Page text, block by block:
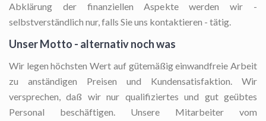
Abklärung der finanziellen Aspekte werden wir -
selbstverständlich nur, falls Sie uns kontaktieren - tätig.
Unser Motto - alternativ noch was
Wir legen höchsten Wert auf gütemäßig einwandfreie Arbeit
zu anständigen Preisen und Kundensatisfaktion. Wir
versprechen, daß wir nur qualifiziertes und gut geübtes
Personal beschäftigen. Unsere Mitarbeiter vom